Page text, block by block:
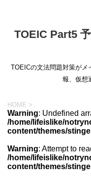
TOEIC Part5
TOEICの文法問題対策がメ
報、仮想
HOME >
Warning: Undefined
/home/lifeislike/
content/themes/
Warning: Attempt to
/home/lifeislike/
content/themes/